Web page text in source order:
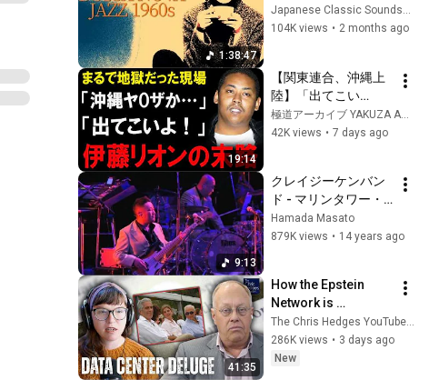
1:38:47
Two Sugars, No
Hurry
Japanese Classic Soundscapes
104K views • 2 months ago
19:14
【関東連合、沖縄上
陸】「出てこい
よ！」――旭琉會に
喧嘩を売った伊藤リ
極道アーカイブ YAKUZA ARCHIVES
42K views • 7 days ago
9:13
クレイジーケンバン
ド - マリンタワー・
ゴーゴー
Hamada Masato
879K views • 14 years ago
41:35
How the Epstein
Network is
Privatizing Govt &
Building the
Surveillance
The Chris Hedges YouTube Channel
286K views • 3 days ago
New